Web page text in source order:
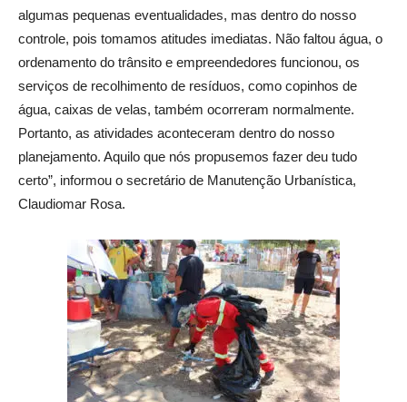
algumas pequenas eventualidades, mas dentro do nosso
controle, pois tomamos atitudes imediatas. Não faltou água, o
ordenamento do trânsito e empreendedores funcionou, os
serviços de recolhimento de resíduos, como copinhos de
água, caixas de velas, também ocorreram normalmente.
Portanto, as atividades aconteceram dentro do nosso
planejamento. Aquilo que nós propusemos fazer deu tudo
certo”, informou o secretário de Manutenção Urbanística,
Claudiomar Rosa.